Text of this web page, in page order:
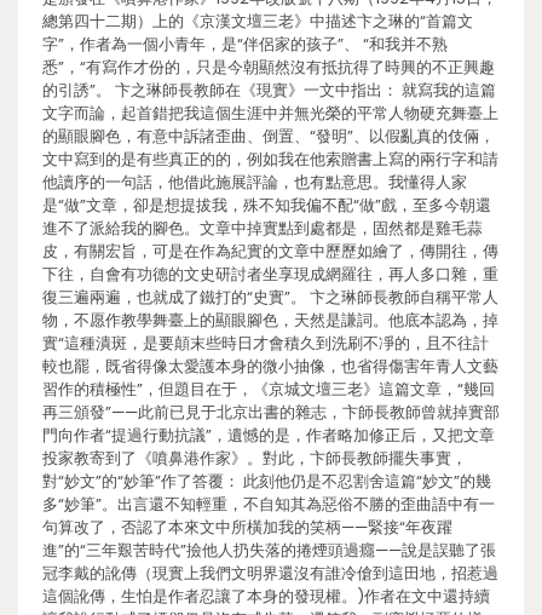
總第四十二期）上的《京漢文壇三老》中描述卞之琳的“首篇文
字”，作者為一個小青年，是“伴侶家的孩子”、 “和我并不熟
悉”，“有寫作才份的，只是今朝顯然沒有抵抗得了時興的不正興趣
的引誘”。 卞之琳師長教師在《現實》一文中指出： 就寫我的這篇
文字而論，起首錯把我這個生涯中并無光榮的平常人物硬充舞臺上
的顯眼腳色，有意中訴諸歪曲、倒置、“發明”、以假亂真的伎倆，
文中寫到的是有些真正的的，例如我在他索贈書上寫的兩行字和請
他讀序的一句話，他借此施展評論，也有點意思。我懂得人家
是“做”文章，卻是想提拔我，殊不知我偏不配“做”戲，至多今朝還
進不了派給我的腳色。文章中掉實點到處都是，固然都是雞毛蒜
皮，有關宏旨，可是在作為紀實的文章中歷歷如繪了，傳開往，傳
下往，自會有功德的文史研討者坐享現成網羅往，再人多口雜，重
復三遍兩遍，也就成了鐵打的“史實”。 卞之琳師長教師自稱平常人
物，不愿作教學舞臺上的顯眼腳色，天然是謙詞。他底本認為，掉
實“這種潰斑，是要顛末些時日才會積久到洗刷不凈的，且不往計
較也罷，既省得像太愛護本身的微小抽像，也省得傷害年青人文藝
習作的積極性”，但題目在于，《京城文壇三老》這篇文章，“幾回
再三頒發”——此前已見于北京出書的雜志，卞師長教師曾就掉實部
門向作者“提過行動抗議”，遺憾的是，作者略加修正后，又把文章
投家教寄到了《噴鼻港作家》。對此，卞師長教師擺失事實，
對“妙文”的“妙筆”作了答覆： 此刻他仍是不忍割舍這篇“妙文”的幾
多“妙筆”。出言還不知輕重，不自知其為惡俗不勝的歪曲語中有一
句算改了，否認了本來文中所橫加我的笑柄——緊接“年夜躍
進”的“三年艱苦時代”撿他人扔失落的捲煙頭過癮——說是誤聽了張
冠李戴的訛傳（現實上我們文明界還沒有誰冷傖到這田地，招惹過
這個訛傳，生怕是作者忍讓了本身的發現權。)作者在文中還持續